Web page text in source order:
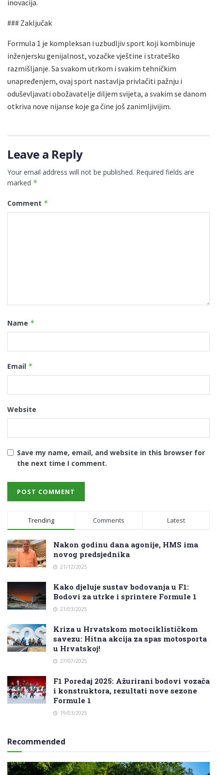
inovacija.
### Zaključak
Formula 1 je kompleksan i uzbudljiv sport koji kombinuje
inženjersku genijalnost, vozačke vještine i strateško
razmišljanje. Sa svakom utrkom i svakim tehničkim
unapređenjem, ovaj sport nastavlja privlačiti pažnju i
oduševljavati obožavatelje diljem svijeta, a svakim se danom
otkriva nove nijanse koje ga čine još zanimljivijim.
Leave a Reply
Your email address will not be published. Required fields are
marked *
Comment *
Name *
Email *
Website
Save my name, email, and website in this browser for
the next time I comment.
Trending Comments Latest
Nakon godinu dana agonije, HMS ima
novog predsjednika
21/12/2025
Kako djeluje sustav bodovanja u F1:
Bodovi za utrke i sprintere Formule 1
21/03/2025
Kriza u Hrvatskom motociklističkom
savezu: Hitna akcija za spas motosporta
u Hrvatskoj!
27/07/2025
F1 Poredaj 2025: Ažurirani bodovi vozača
i konstruktora, rezultati nove sezone
Formule 1
19/03/2025
Recommended